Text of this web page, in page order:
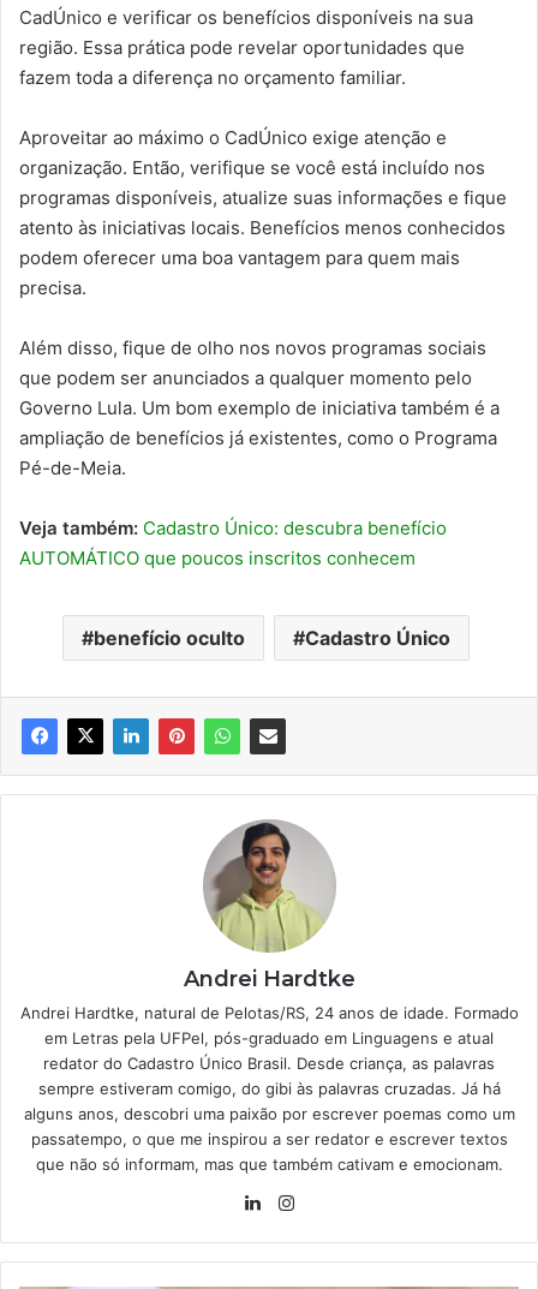
CadÚnico e verificar os benefícios disponíveis na sua
região. Essa prática pode revelar oportunidades que
fazem toda a diferença no orçamento familiar.
Aproveitar ao máximo o CadÚnico exige atenção e
organização. Então, verifique se você está incluído nos
programas disponíveis, atualize suas informações e fique
atento às iniciativas locais. Benefícios menos conhecidos
podem oferecer uma boa vantagem para quem mais
precisa.
Além disso, fique de olho nos novos programas sociais
que podem ser anunciados a qualquer momento pelo
Governo Lula. Um bom exemplo de iniciativa também é a
ampliação de benefícios já existentes, como o Programa
Pé-de-Meia.
Veja também: Cadastro Único: descubra benefício
AUTOMÁTICO que poucos inscritos conhecem
benefício oculto Cadastro Único
Andrei Hardtke
Andrei Hardtke, natural de Pelotas/RS, 24 anos de idade. Formado
em Letras pela UFPel, pós-graduado em Linguagens e atual
redator do Cadastro Único Brasil. Desde criança, as palavras
sempre estiveram comigo, do gibi às palavras cruzadas. Já há
alguns anos, descobri uma paixão por escrever poemas como um
passatempo, o que me inspirou a ser redator e escrever textos
que não só informam, mas que também cativam e emocionam.
Linkedin